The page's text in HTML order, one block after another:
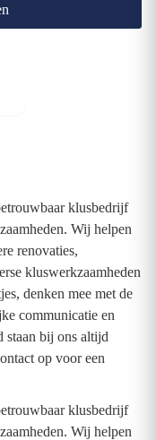
klusbedrijf
Wij helpen
renovaties,
kluswerkzaamheden
denken mee met de
communicatie en
staan bij ons altijd
op voor een
klusbedrijf
Wij helpen